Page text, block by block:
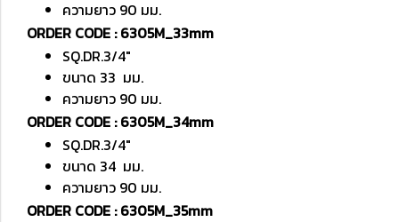
ความยาว 90 มม.
ORDER CODE : 6305M_33mm
SQ.DR.3/4"
ขนาด 33 มม.
ความยาว 90 มม.
ORDER CODE : 6305M_34mm
SQ.DR.3/4"
ขนาด 34 มม.
ความยาว 90 มม.
ORDER CODE : 6305M_35mm